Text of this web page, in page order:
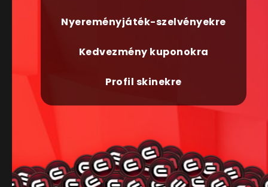
Nyereményjáték-szelvényekre
Kedvezmény kuponokra
Profil skinekre